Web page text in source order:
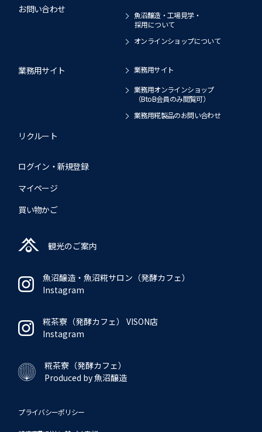
お問い合わせ
魚沼醸造・工場見学・
採用について
オンラインショップについて
業務用サイト
業務用サイト
業務用オンラインショップ
（BtoB会員のみ閲覧可）
業務用糀製品のお問い合わせ
リクルート
ログイン・新規登録
マイページ
買い物かご
観光のご案内
魚沼醸造・魚沼糀サロン （発酵カフェ）
Instagram
糀茶寮（発酵カフェ）
VISON店
Instagram
糀茶寮（発酵カフェ）
Produced by 魚沼醸造
プライバシーポリシー